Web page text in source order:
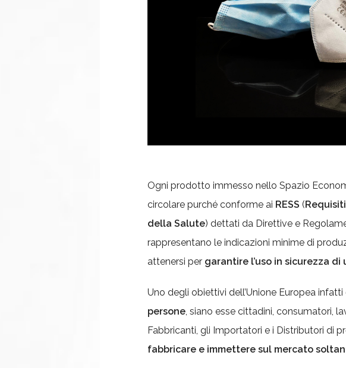
Ogni prodotto immesso nello Spazio
circolare purché conforme ai RESS (
della Salute) dettati da Direttive e
rappresentano le indicazioni minime di
attenersi per garantire l’uso in sicurezza
Uno degli obiettivi dell’Unione Europea infatti
persone, siano esse cittadini, consumatori,
Fabbricanti, gli Importatori e i Distributori di
fabbricare e immettere sul mercato